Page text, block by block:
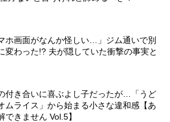
ホ画面がなんか怪しい…」ジム通いで別
変わった!? 夫が隠していた衝撃の事実と
付き合いに喜ぶよし子だったが…「うど
ムライス」から始まる小さな違和感【あ
できません Vol.5】